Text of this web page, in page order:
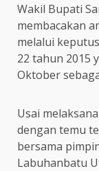
Wakil Bupati
membacakan
melalui
22 tahun 2015
Oktober
Usai
dengan temu
bersama
Labuhanbatu